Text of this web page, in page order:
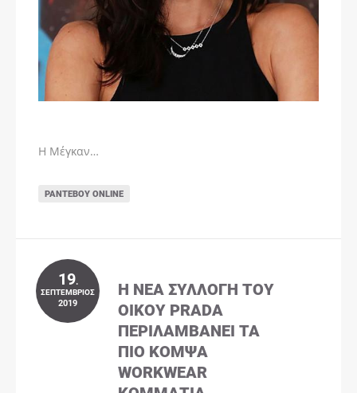
Η Μέγκαν…
ΡΑΝΤΕΒΟΎ ONLINE
19.
ΣΕΠΤΈΜΒΡΙΟΣ
2019
Η ΝΈΑ ΣΥΛΛΟΓΉ ΤΟΥ
ΟΊΚΟΥ PRADA
ΠΕΡΙΛΑΜΒΆΝΕΙ ΤΑ
ΠΙΟ ΚΟΜΨΆ
WORKWEAR